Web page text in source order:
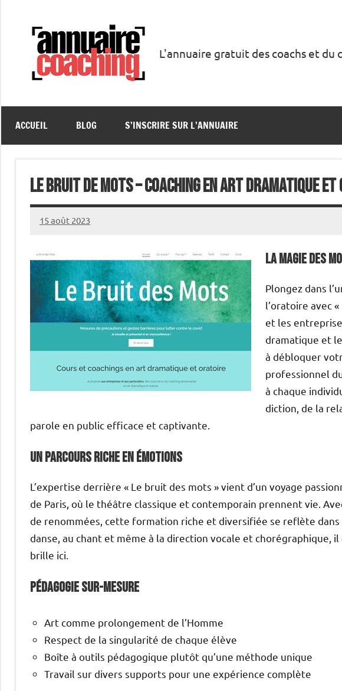
Coaching
L'annuaire gratuit des coachs et du
ACCUEIL BLOG S’INSCRIRE SUR L’ANNUAIRE
Le bruit de mots – Coaching en art dramatique
15 août 2023
annuairecoaching
La magie des
Plongez dans
l’oratoire avec
et les
dramatique et
à débloquer
professionnel
à chaque
diction, de la
parole en public efficace et captivante.
Un parcours riche en émotions
L’expertise derrière « Le bruit des mots » vient d’un voyage
de Paris, où le théâtre classique et contemporain prennent vie.
de renommées, cette formation riche et diversifiée se reflète dans
danse, au chant et même à la direction vocale et chorégraphique,
brille ici.
Pédagogie sur-mesure
Art comme prolongement de l’Homme
Respect de la singularité de chaque élève
Boîte à outils pédagogique plutôt qu’une méthode unique
Travail sur divers supports pour une expérience complète